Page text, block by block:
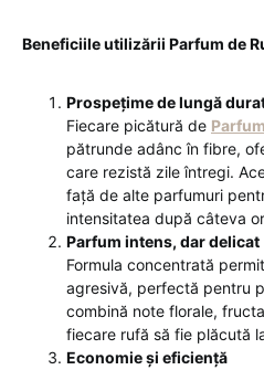
Beneficiile utilizării Parfum de
Prospețime de lungă
Fiecare picătură de
pătrunde adânc în fibre,
care rezistă zile întregi.
față de alte parfumuri
intensitatea după câteva
Parfum intens, dar delicat
Formula concentrată
agresivă, perfectă pentru
combină note florale,
fiecare rufă să fie plăcută
Economie și eficiență